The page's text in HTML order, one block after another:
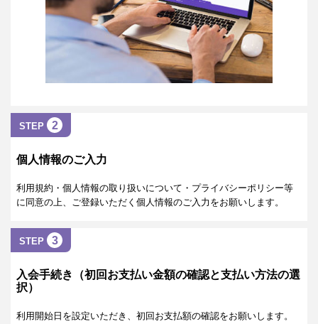
STEP 2
個人情報のご入力
利用規約・個人情報の取り扱いについて・プライバシーポリシー等
に同意の上、ご登録いただく個人情報のご入力をお願いします。
STEP 3
入会手続き（初回お支払い金額の確認と支払い方法の選
択）
利用開始日を設定いただき、初回お支払額の確認をお願いします。